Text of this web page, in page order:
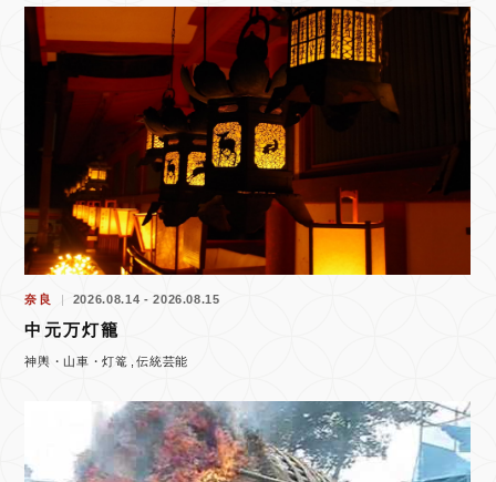
奈良 2026.08.14 - 2026.08.15
中元万灯籠
神輿・山車・灯篭 伝統芸能